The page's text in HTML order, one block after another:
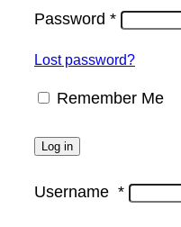
Password *
Lost password?
Remember Me
Log in
Username *